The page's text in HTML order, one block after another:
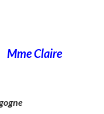
Mme Claire